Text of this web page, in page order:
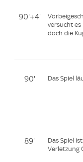
90'+4'
versucht es
doch die
90' Das Spiel
89'
Das Spiel
Verletzung